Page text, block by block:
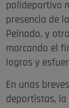
polideportivo
presencia de
Peinado, y
marcando el
logros y
En unas
deportistas, la